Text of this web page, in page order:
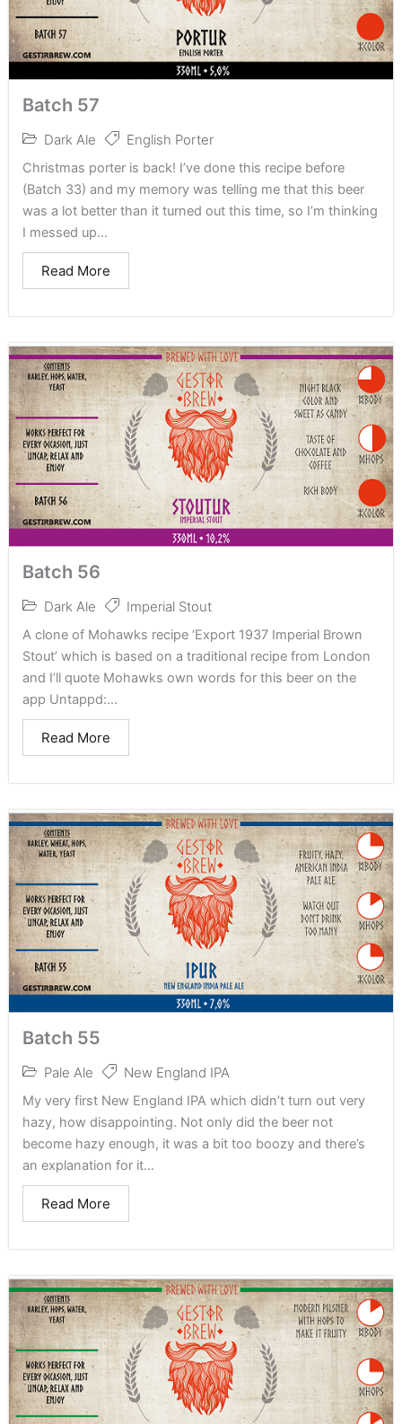
Batch 57
Dark Ale English Porter
Christmas porter is back! I’ve done this recipe before
(Batch 33) and my memory was telling me that this beer
was a lot better than it turned out this time, so I’m thinking
I messed up...
Read More
Batch 56
Dark Ale Imperial Stout
A clone of Mohawks recipe ‘Export 1937 Imperial Brown
Stout’ which is based on a traditional recipe from London
and I’ll quote Mohawks own words for this beer on the
app Untappd:...
Read More
Batch 55
Pale Ale New England IPA
My very first New England IPA which didn’t turn out very
hazy, how disappointing. Not only did the beer not
become hazy enough, it was a bit too boozy and there’s
an explanation for it...
Read More